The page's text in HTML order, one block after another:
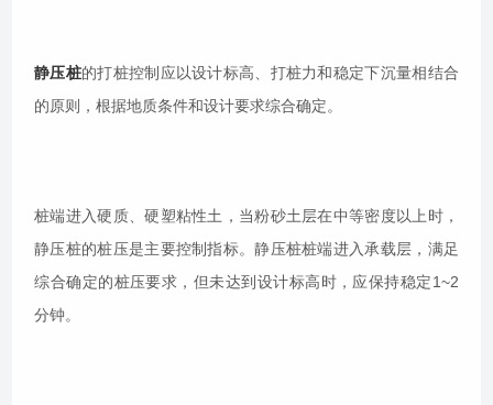
静压桩的打桩控制应以设计标高、打桩力和稳定下沉量相结合
的原则，根据地质条件和设计要求综合确定。
桩端进入硬质、硬塑粘性土，当粉砂土层在中等密度以上时，
静压桩的桩压是主要控制指标。静压桩桩端进入承载层，满足
综合确定的桩压要求，但未达到设计标高时，应保持稳定1~2
分钟。